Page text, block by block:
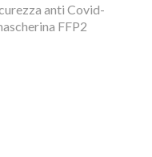
anti Covid-
FFP2